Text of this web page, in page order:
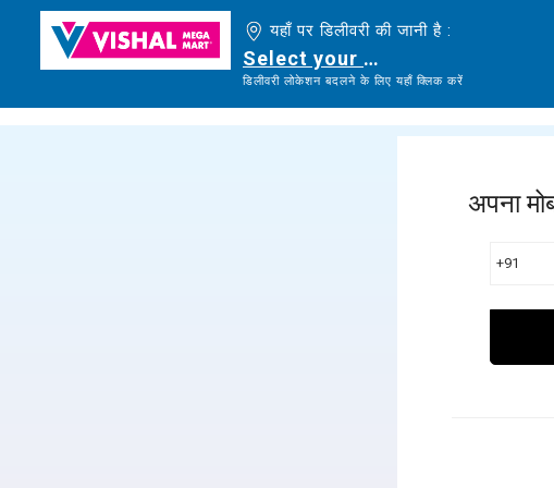
यहाँ पर डिलीवरी की जानी है :
Select your delivery location
डिलीवरी लोकेशन बदलने के लिए यहाँ क्लिक करें
अपना
+91